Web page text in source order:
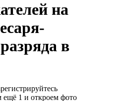
на
в
ещё 1 и откроем фото